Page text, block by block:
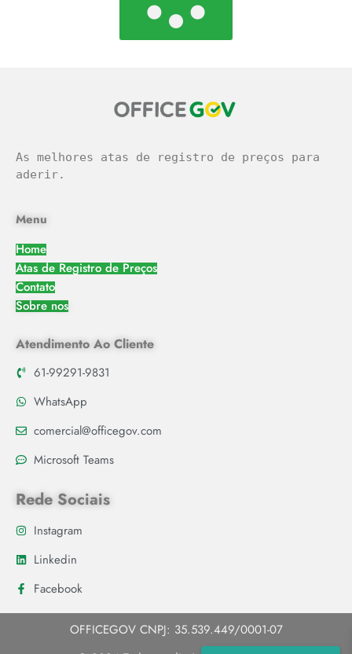
As melhores atas de registro de preços para
aderir.
Menu
Home
Atas de Registro de Preços
Contato
Sobre nos
Atendimento Ao Cliente
61-99291-9831
WhatsApp
comercial@officegov.com
Microsoft Teams
Rede Sociais
Instagram
Linkedin
Facebook
OFFICEGOV CNPJ: 35.539.449/0001-07